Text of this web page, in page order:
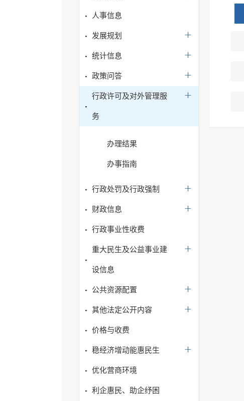
人事信息
发展规划
统计信息
政策问答
行政许可及对外管理服
务
办理结果
办事指南
行政处罚及行政强制
财政信息
行政事业性收费
重大民生及公益事业建
设信息
公共资源配置
其他法定公开内容
价格与收费
稳经济增动能惠民生
优化营商环境
利企惠民、助企纾困